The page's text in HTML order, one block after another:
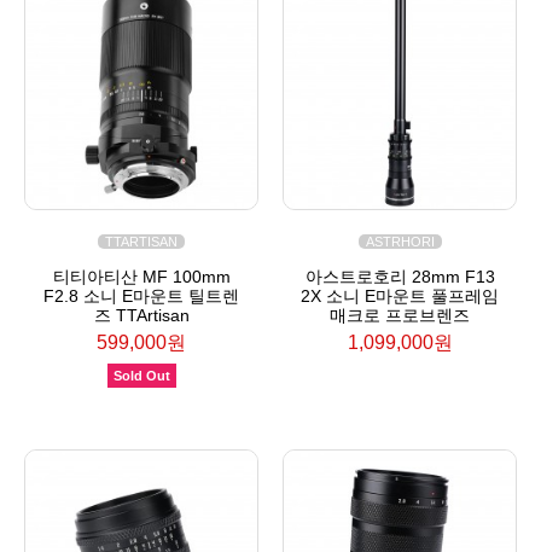
TTARTISAN
티티아티산 MF 100mm
F2.8 소니 E마운트 틸트렌
즈 TTArtisan
599,000원
Sold Out
ASTRHORI
아스트로호리 28mm F13
2X 소니 E마운트 풀프레임
매크로 프로브렌즈
1,099,000원